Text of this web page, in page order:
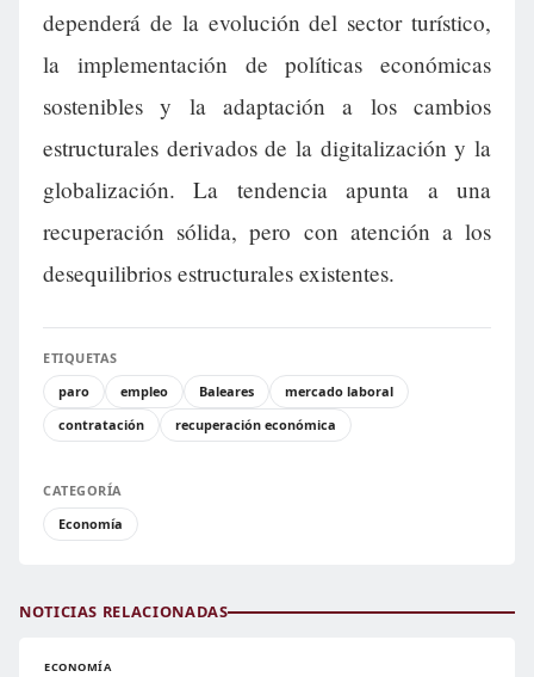
dependerá de la evolución del sector turístico,
la implementación de políticas económicas
sostenibles y la adaptación a los cambios
estructurales derivados de la digitalización y la
globalización. La tendencia apunta a una
recuperación sólida, pero con atención a los
desequilibrios estructurales existentes.
ETIQUETAS
paro
empleo Baleares
mercado laboral
contratación
recuperación económica
CATEGORÍA
Economía
NOTICIAS RELACIONADAS
ECONOMÍA